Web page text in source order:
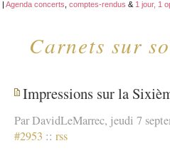
Carnets sur
| Agenda concerts comptes-rendus & 1 jour, 1
Impressions sur la
Par DavidLeMarrec, jeudi 7
#2953 :: rss